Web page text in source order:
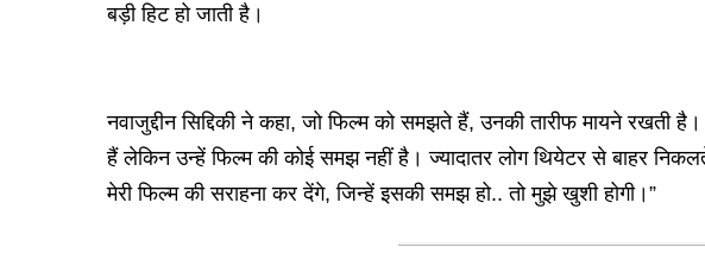
बड़ी हिट हो जाती है।
नवाजुद्दीन सिद्दिकी ने कहा, जो फिल्म को समझते हैं, उनकी तारीफ मायने रखती
हैं लेकिन उन्हें फिल्म की कोई समझ नहीं है। ज्यादातर लोग थियेटर से बाहर
मेरी फिल्म की सराहना कर देंगे, जिन्हें इसकी समझ हो.. तो मुझे खुशी होगी।”